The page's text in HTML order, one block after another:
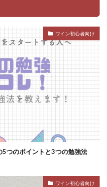
ワイン初心者向け
5つのポイントと3つの勉強法
ワイン初心者向け